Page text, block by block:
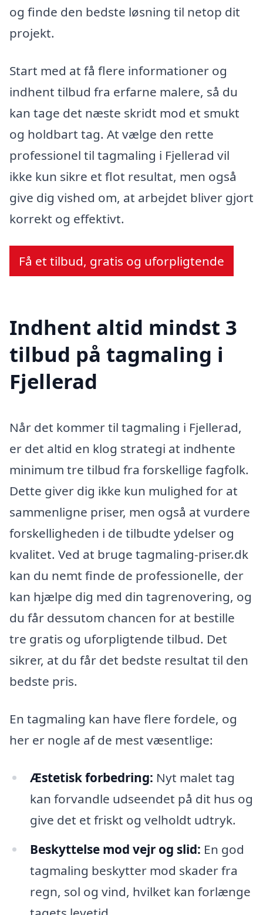
og finde den bedste løsning til netop dit
projekt.
Start med at få flere informationer og
indhent tilbud fra erfarne malere, så du
kan tage det næste skridt mod et smukt
og holdbart tag. At vælge den rette
professionel til tagmaling i Fjellerad vil
ikke kun sikre et flot resultat, men også
give dig vished om, at arbejdet bliver gjort
korrekt og effektivt.
Få et tilbud, gratis og uforpligtende
Indhent altid mindst 3
tilbud på tagmaling i
Fjellerad
Når det kommer til tagmaling i Fjellerad,
er det altid en klog strategi at indhente
minimum tre tilbud fra forskellige fagfolk.
Dette giver dig ikke kun mulighed for at
sammenligne priser, men også at vurdere
forskelligheden i de tilbudte ydelser og
kvalitet. Ved at bruge tagmaling-priser.dk
kan du nemt finde de professionelle, der
kan hjælpe dig med din tagrenovering, og
du får dessutom chancen for at bestille
tre gratis og uforpligtende tilbud. Det
sikrer, at du får det bedste resultat til den
bedste pris.
En tagmaling kan have flere fordele, og
her er nogle af de mest væsentlige:
Æstetisk forbedring: Nyt malet tag
kan forvandle udseendet på dit hus og
give det et friskt og velholdt udtryk.
Beskyttelse mod vejr og slid: En god
tagmaling beskytter mod skader fra
regn, sol og vind, hvilket kan forlænge